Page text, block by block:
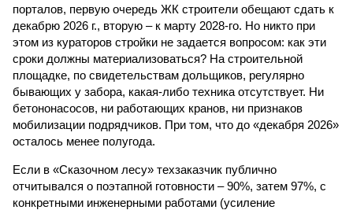
порталов, первую очередь ЖК строители обещают сдать к
декабрю 2026 г., вторую – к марту 2028-го. Но никто при
этом из кураторов стройки не задается вопросом: как эти
сроки должны материализоваться? На строительной
площадке, по свидетельствам дольщиков, регулярно
бывающих у забора, какая-либо техника отсутствует. Ни
бетононасосов, ни работающих кранов, ни признаков
мобилизации подрядчиков. При том, что до «декабря 2026»
осталось менее полугода.
Если в «Сказочном лесу» техзаказчик публично
отчитывался о поэтапной готовности – 90%, затем 97%, с
конкретными инженерными работами (усиление